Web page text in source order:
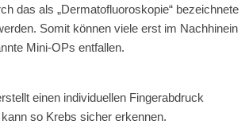
das als „Dermatofluoroskopie“ bezeichnete
Somit können viele erst im Nachhinein
Mini-OPs entfallen.
einen individuellen Fingerabdruck
so Krebs sicher erkennen.